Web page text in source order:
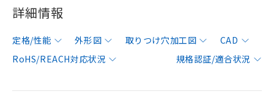
詳細情報
定格/性能 外形図 取りつけ穴加工図
CAD
RoHS/REACH対応状況
規格認証/適合状況